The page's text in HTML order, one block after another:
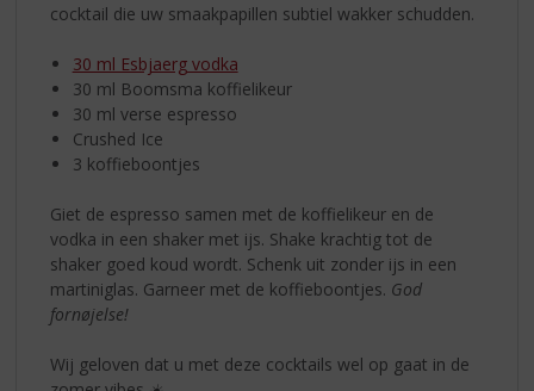
cocktail die uw smaakpapillen subtiel wakker schudden.
30 ml Esbjaerg vodka
30 ml Boomsma koffielikeur
30 ml verse espresso
Crushed Ice
3 koffieboontjes
Giet de espresso samen met de koffielikeur en de
vodka in een shaker met ijs. Shake krachtig tot de
shaker goed koud wordt. Schenk uit zonder ijs in een
martiniglas. Garneer met de koffieboontjes. God
fornøjelse!
Wij geloven dat u met deze cocktails wel op gaat in de